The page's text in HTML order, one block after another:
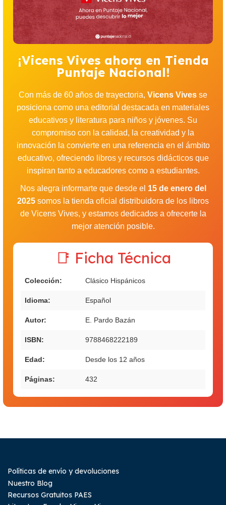
¡Vicens Vives ahora en Tienda
Puntaje Nacional!
Con más de 60 años de trayectoria, Vicens Vives se
posiciona como una editorial destacada en materiales
educativos y literatura para niños y jóvenes. Su
compromiso con la calidad, la creatividad y la
innovación la convierte en una referencia en el ámbito
educativo, ofreciendo libros y recursos didácticos que
inspiran tanto a educadores como a estudiantes.
Nos alegra informarte que desde el 15 de enero del
2025 somos la tienda oficial distribuidora de los libros
de Vicens Vives, y estamos dedicados a ofrecerte la
mejor atención posible.
📑 Ficha Técnica
Colección: Clásico Hispánicos
Idioma: Español
Autor: E. Pardo Bazán
ISBN: 9788468222189
Edad: Desde los 12 años
Páginas: 432
Políticas de envío y devoluciones
Nuestro Blog
Recursos Gratuitos PAES